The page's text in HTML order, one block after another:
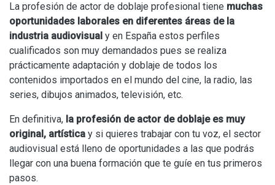
La profesión de actor de doblaje profesional tiene muchas
oportunidades laborales en diferentes áreas de la
industria audiovisual y en España estos perfiles
cualificados son muy demandados pues se realiza
prácticamente adaptación y doblaje de todos los
contenidos importados en el mundo del cine, la radio, las
series, dibujos animados, televisión, etc.
En definitiva, la profesión de actor de doblaje es muy
original, artística y si quieres trabajar con tu voz, el sector
audiovisual está lleno de oportunidades a las que podrás
llegar con una buena formación que te guíe en tus primeros
pasos.